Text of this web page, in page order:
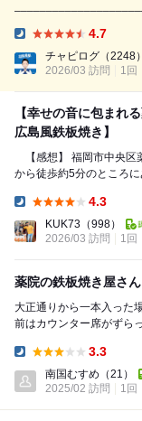
______________________________ 【店名】
4.7
チャピログ （2248）
2026/03 訪問
1回
【幸せの音に包まれ
広島風鉄板焼き
【感想】 福岡市中央区薬院にある「こうね 薬院本店」へ。 西鉄薬院駅
から徒歩約5分のところにあります。 店内はカウン
4.3
KUK73 （998）
2026/03 訪問
1回
薬院の鉄板焼き屋さん
大正通りから一本入った場所に
前はカウンター席がずら
3.3
南国むすめ （21）
2025/02 訪問
1回